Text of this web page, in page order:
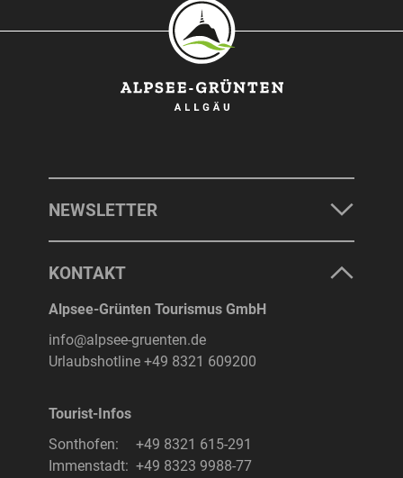
NEWSLETTER
KONTAKT
Alpsee-Grünten Tourismus GmbH
info@alpsee-gruenten.de
Urlaubshotline +49 8321 609200
Tourist-Infos
Sonthofen:
+49 8321 615-291
Immenstadt: +49 8323 9988-77